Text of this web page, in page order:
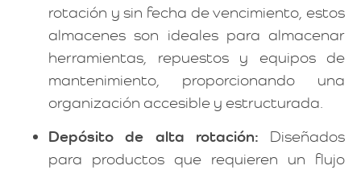
rotación y sin fecha de vencimiento, estos
almacenes son ideales para almacenar
herramientas, repuestos y equipos de
mantenimiento, proporcionando una
organización accesible y estructurada.
Depósito de alta rotación: Diseñados
para productos que requieren un flujo